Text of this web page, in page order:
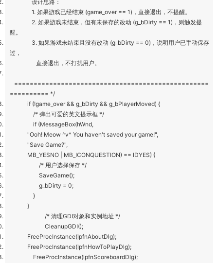
设计思路：
1. 如果游戏已经结束 (game_over == 1)，直接退出，不提醒。
2. 如果游戏未结束，但有未保存的改动 (g_bDirty == 1)，则触发提
醒。
3. 如果游戏未结束且没有改动 (g_bDirty == 0)，说明用户已手动保存
过，
直接退出，不打扰用户。
==================================================
========== */
if (!game_over && g_bDirty && g_bPlayerMoved) {
/* 弹出可爱的英文提示框 */
if (MessageBox(hWnd,
"Ooh! Meow ^v^ You haven't saved your game!",
"Save Game?",
MB_YESNO | MB_ICONQUESTION) == IDYES) {
/* 用户选择保存 */
SaveGame();
g_bDirty = 0;
}
}
/* 清理GDI对象和实例地址 */
CleanupGDI();
FreeProcInstance(lpfnAboutDlg);
FreeProcInstance(lpfnHowToPlayDlg);
FreeProcInstance(lpfnScoreboardDlg);